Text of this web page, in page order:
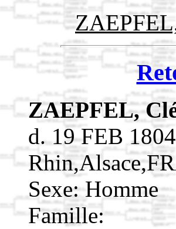
ZAEPFEL,
d. 19 FEB
Sexe: Homme
Famille: